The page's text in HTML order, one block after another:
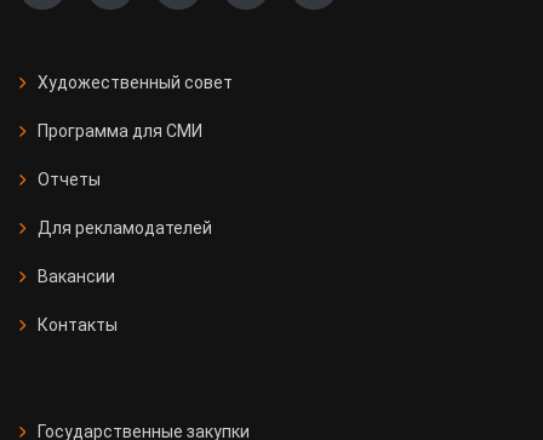
Художественный совет
Программа для СМИ
Отчеты
Для рекламодателей
Вакансии
Контакты
Государственные закупки